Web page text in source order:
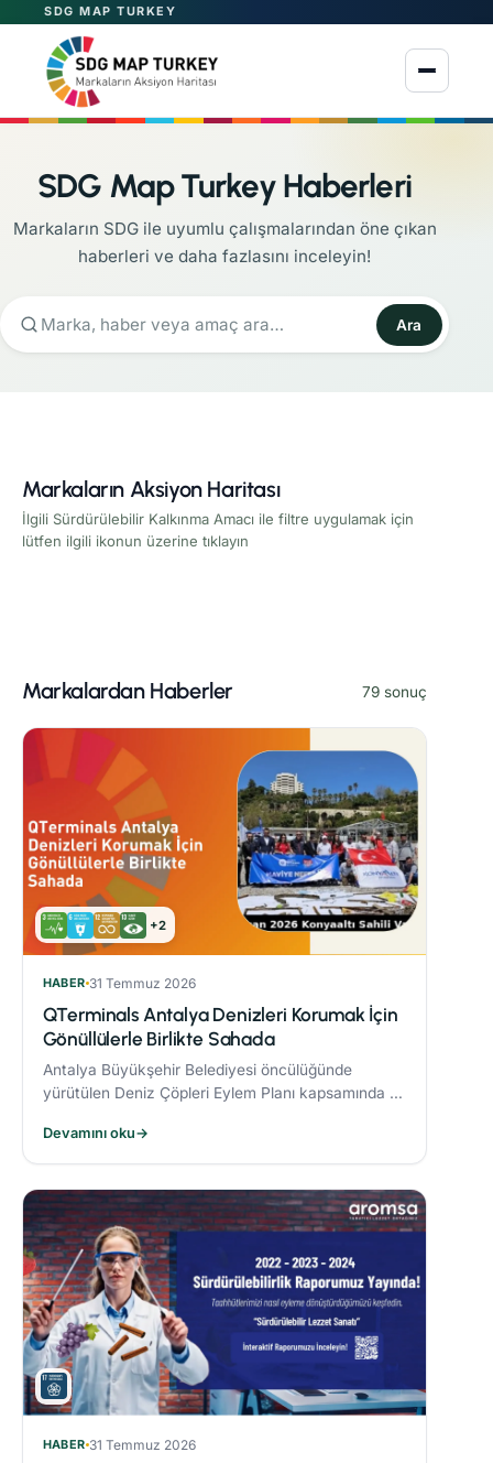
SDG MAP TURKEY
Menüyü aç
SDG Map Turkey Haberleri
Markaların SDG ile uyumlu çalışmalarından öne çıkan
haberleri ve daha fazlasını inceleyin!
Ara
Markaların Aksiyon Haritası
İlgili Sürdürülebilir Kalkınma Amacı ile filtre uygulamak için
lütfen ilgili ikonun üzerine tıklayın
Markalardan Haberler 79 sonuç
+2
HABER 31 Temmuz 2026
QTerminals Antalya Denizleri Korumak İçin
Gönüllülerle Birlikte Sahada
Antalya Büyükşehir Belediyesi öncülüğünde
yürütülen Deniz Çöpleri Eylem Planı kapsamında 11
etkinlikleri, çevre bilincinin artırılmasına önemli
katkı sağladı.
Devamını oku→
HABER 31 Temmuz 2026